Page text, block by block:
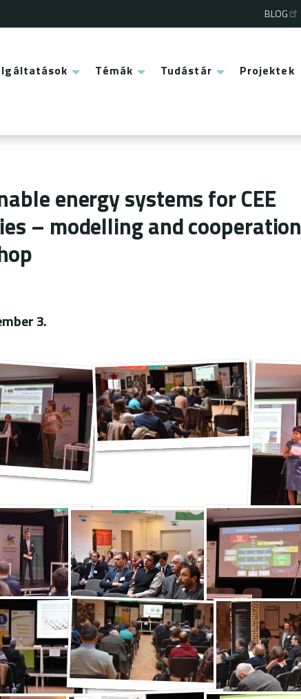
ENERGIAKLUB Témák Tudástár Projektek
Third
BLOG
energy systems for CEE
– modelling and cooperation
3.